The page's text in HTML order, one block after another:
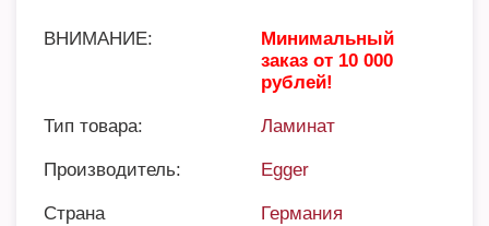
ВНИМАНИЕ:
Минимальный
заказ от 10 000
рублей!
Тип товара: Ламинат
Производитель: Egger
Страна
Германия